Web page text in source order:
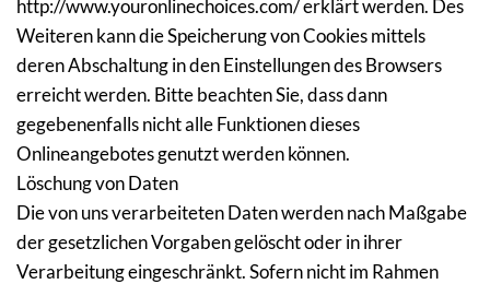
http://www.youronlinechoices.com/ erklärt werden. Des
Weiteren kann die Speicherung von Cookies mittels
deren Abschaltung in den Einstellungen des Browsers
erreicht werden. Bitte beachten Sie, dass dann
gegebenenfalls nicht alle Funktionen dieses
Onlineangebotes genutzt werden können.
Löschung von Daten
Die von uns verarbeiteten Daten werden nach Maßgabe
der gesetzlichen Vorgaben gelöscht oder in ihrer
Verarbeitung eingeschränkt. Sofern nicht im Rahmen